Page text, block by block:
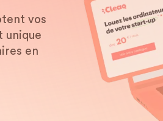
vos
unique
en